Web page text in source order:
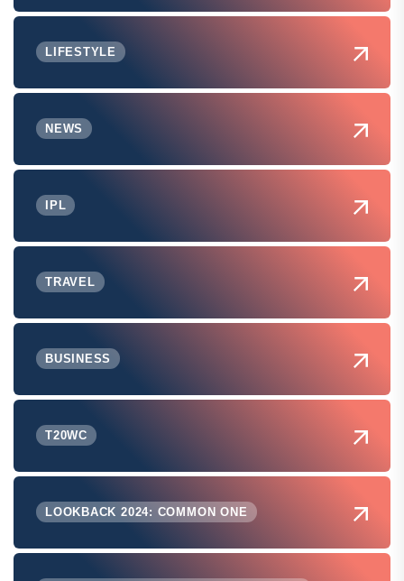
LIFESTYLE
NEWS
IPL
TRAVEL
BUSINESS
T20WC
LOOKBACK 2024: COMMON ONE